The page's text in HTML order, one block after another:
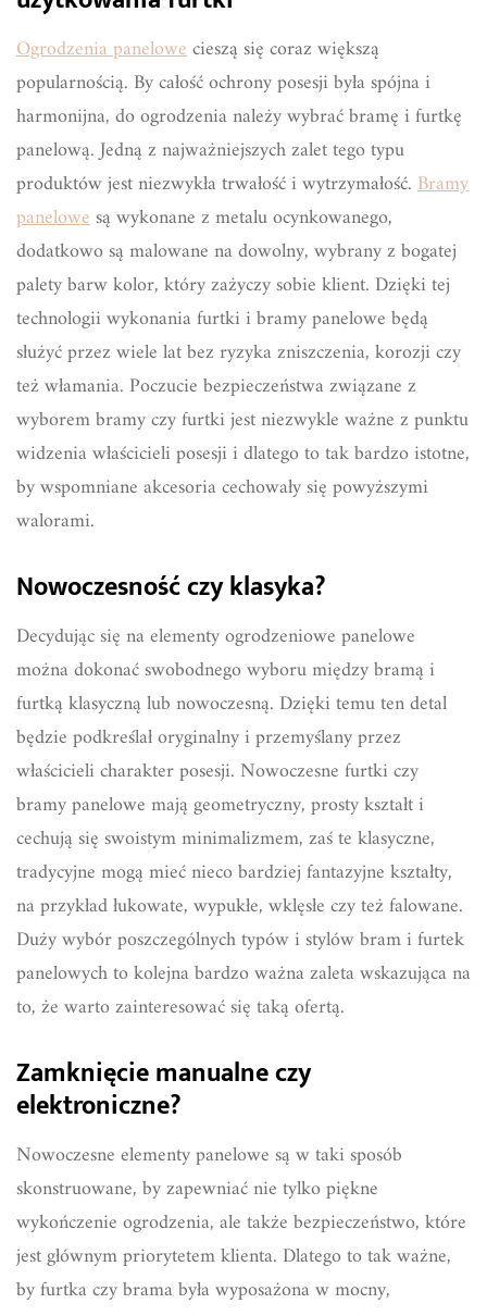
Ogrodzenia panelowecieszą się coraz większą
popularnością. By całość ochrony posesji była spójna i
harmonijna, do ogrodzenia należy wybrać bramę i furtkę
panelową. Jedną z najważniejszych zalet tego typu
produktów jest niezwykła trwałość i wytrzymałość.Bramy
panelowesą wykonane z metalu ocynkowanego,
dodatkowo są malowane na dowolny, wybrany z bogatej
palety barw kolor, który zażyczy sobie klient. Dzięki tej
technologii wykonania furtki i bramy panelowe będą
służyć przez wiele lat bez ryzyka zniszczenia, korozji czy
też włamania. Poczucie bezpieczeństwa związane z
wyborem bramy czy furtki jest niezwykle ważne z punktu
widzenia właścicieli posesji i dlatego to tak bardzo istotne,
by wspomniane akcesoria cechowały się powyższymi
walorami.
Nowoczesność czy klasyka?
Decydując się na elementy ogrodzeniowe panelowe
można dokonać swobodnego wyboru między bramą i
furtką klasyczną lub nowoczesną. Dzięki temu ten detal
będzie podkreślał oryginalny i przemyślany przez
właścicieli charakter posesji. Nowoczesne furtki czy
bramy panelowe mają geometryczny, prosty kształt i
cechują się swoistym minimalizmem, zaś te klasyczne,
tradycyjne mogą mieć nieco bardziej fantazyjne kształty,
na przykład łukowate, wypukłe, wklęsłe czy też falowane.
Duży wybór poszczególnych typów i stylów bram i furtek
panelowych to kolejna bardzo ważna zaleta wskazująca na
to, że warto zainteresować się taką ofertą.
Zamknięcie manualne czy
elektroniczne?
Nowoczesne elementy panelowe są w taki sposób
skonstruowane, by zapewniać nie tylko piękne
wykończenie ogrodzenia, ale także bezpieczeństwo, które
jest głównym priorytetem klienta. Dlatego to tak ważne,
by furtka czy brama była wyposażona w mocny,